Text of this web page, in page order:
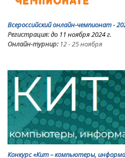
Всероссийский онлайн-чемпионат -
Регистрация:до 11 ноября 2024 г.
Онлайн-турнир:12 - 25 ноября
Конкурс «Кит – компьютеры,